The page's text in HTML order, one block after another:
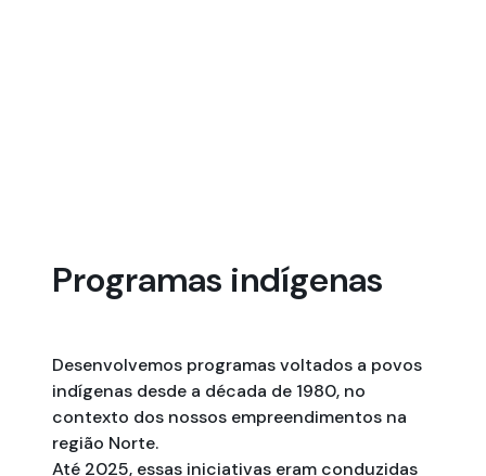
Programas indígenas
Desenvolvemos programas voltados a povos
indígenas desde a década de 1980, no
contexto dos nossos empreendimentos na
região Norte.
Até 2025, essas iniciativas eram conduzidas